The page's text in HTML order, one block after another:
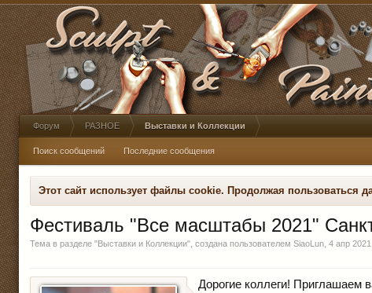
Форум РАЗНОЕ Выставки и Коллекции
Поиск сообщений Последние сообщения
Этот сайт использует файлы cookie. Продолжая
Фестиваль "Все масштабы 2021"
Тема в разделе "Выставки и Коллекции", создана пользователем SiaoLun 4 апр 2021
Дорогие коллеги! Приглашаем